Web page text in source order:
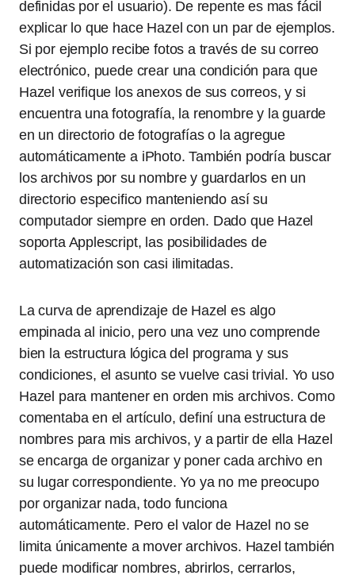
definidas por el usuario). De repente es mas fácil
explicar lo que hace Hazel con un par de ejemplos.
Si por ejemplo recibe fotos a través de su correo
electrónico, puede crear una condición para que
Hazel verifique los anexos de sus correos, y si
encuentra una fotografía, la renombre y la guarde
en un directorio de fotografías o la agregue
automáticamente a iPhoto. También podría buscar
los archivos por su nombre y guardarlos en un
directorio especifico manteniendo así su
computador siempre en orden. Dado que Hazel
soporta Applescript, las posibilidades de
automatización son casi ilimitadas.
La curva de aprendizaje de Hazel es algo
empinada al inicio, pero una vez uno comprende
bien la estructura lógica del programa y sus
condiciones, el asunto se vuelve casi trivial. Yo uso
Hazel para mantener en orden mis archivos. Como
comentaba en el artículo, definí una estructura de
nombres para mis archivos, y a partir de ella Hazel
se encarga de organizar y poner cada archivo en
su lugar correspondiente. Yo ya no me preocupo
por organizar nada, todo funciona
automáticamente. Pero el valor de Hazel no se
limita únicamente a mover archivos. Hazel también
puede modificar nombres, abrirlos, cerrarlos,